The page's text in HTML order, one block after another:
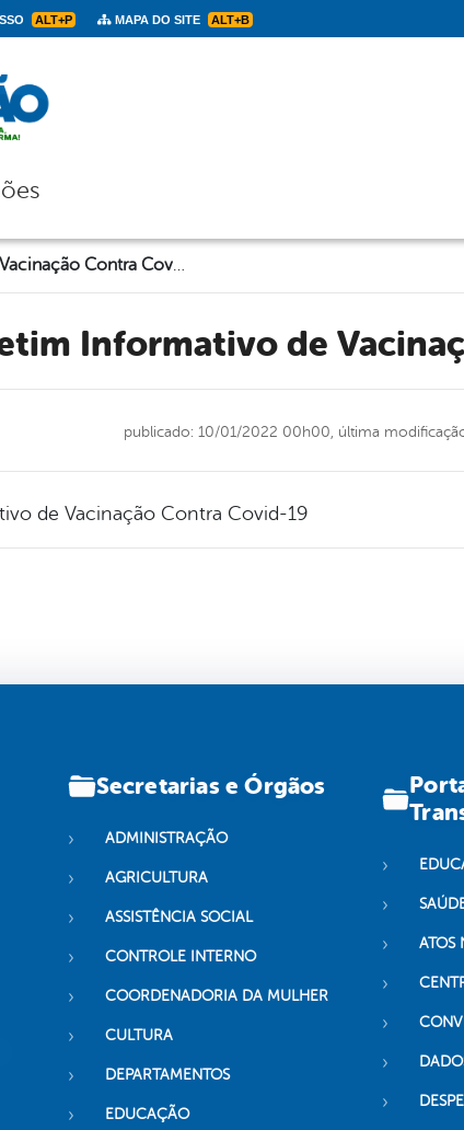
ALT+P MAPA DO SITE ALT+B
Boletim Informativo de Vacinação Contra Covid-19
Informativo de
publicado: 10/01/2022 00h00, última
de Vacinação Contra Covid-19
Secretarias e Órgãos
ADMINISTRAÇÃO
AGRICULTURA
ASSISTÊNCIA SOCIAL
CONTROLE INTERNO
COORDENADORIA DA MULHER
CULTURA
DEPARTAMENTOS
EDUCAÇÃO
ATOS